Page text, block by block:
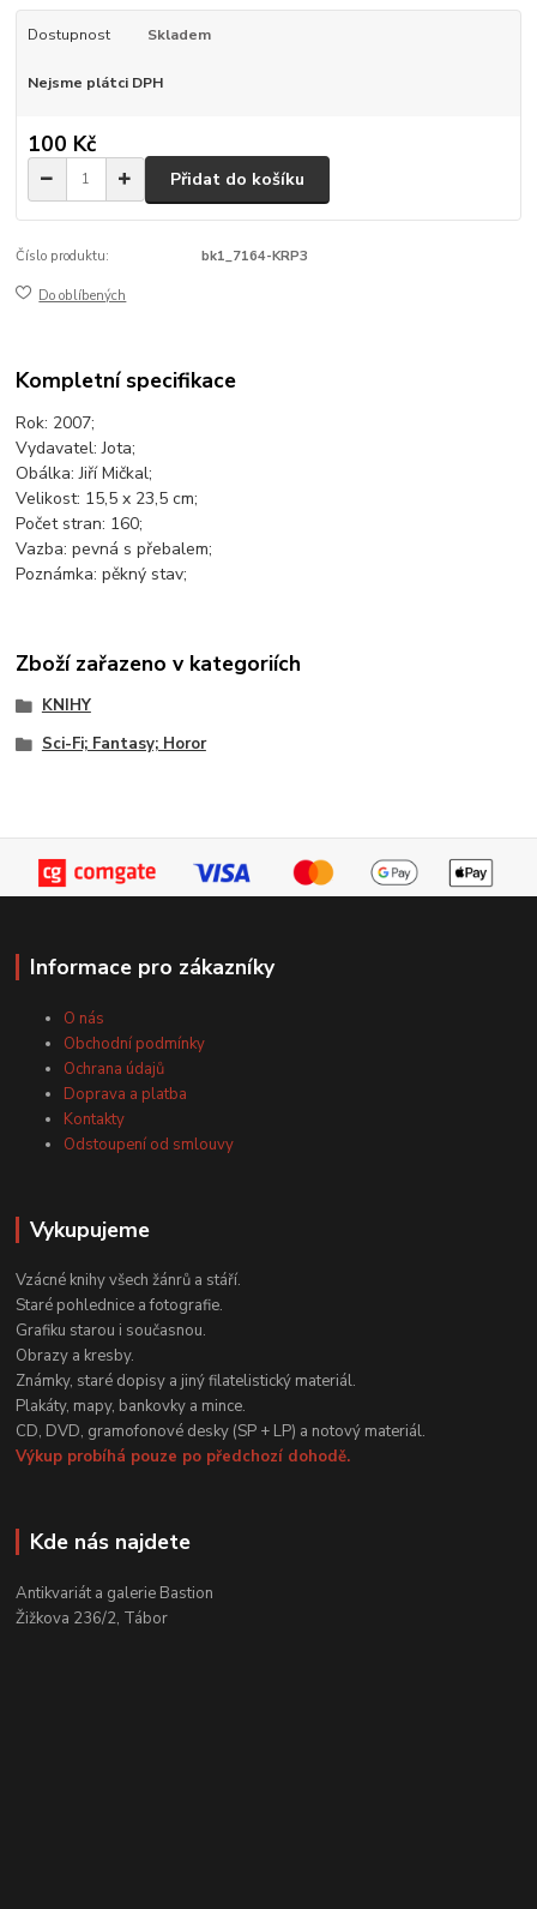
Dostupnost Skladem
Nejsme plátci DPH
100 Kč
Přidat do košíku
Číslo produktu: bk1_7164-KRP3
Do oblíbených
Kompletní specifikace
Rok: 2007;
Vydavatel: Jota;
Obálka: Jiří Mičkal;
Velikost: 15,5 x 23,5 cm;
Počet stran: 160;
Vazba: pevná s přebalem;
Poznámka: pěkný stav;
Zboží zařazeno v kategoriích
KNIHY
Sci-Fi; Fantasy; Horor
Informace pro zákazníky
O nás
Obchodní podmínky
Ochrana údajů
Doprava a platba
Kontakty
Odstoupení od smlouvy
Vykupujeme
Vzácné knihy všech žánrů a stáří.
Staré pohlednice a fotografie.
Grafiku starou i současnou.
Obrazy a kresby.
Známky, staré dopisy a jiný filatelistický materiál.
Plakáty, mapy, bankovky a mince.
CD, DVD, gramofonové desky (SP + LP) a notový materiál.
Výkup probíhá pouze po předchozí dohodě.
Kde nás najdete
Antikvariát a galerie Bastion
Žižkova 236/2, Tábor